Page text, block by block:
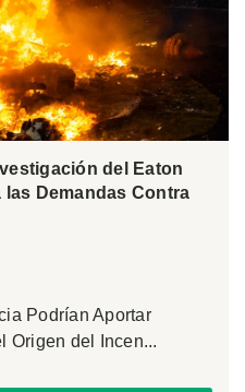
del Eaton
las Demandas Contra
Podrían Aportar
Origen del Incen...